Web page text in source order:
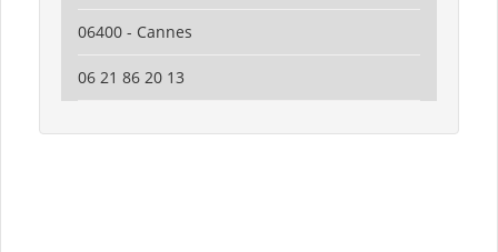
06400 - Cannes
06 21 86 20 13